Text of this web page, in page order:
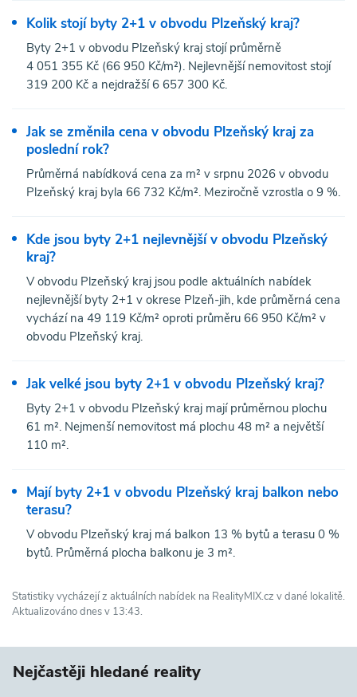
Kolik stojí byty 2+1 v obvodu Plzeňský kraj?
Byty 2+1 v obvodu Plzeňský kraj stojí průměrně
4 051 355 Kč (66 950 Kč/m²). Nejlevnější nemovitost stojí
319 200 Kč a nejdražší 6 657 300 Kč.
Jak se změnila cena v obvodu Plzeňský kraj za
poslední rok?
Průměrná nabídková cena za m² v srpnu 2026 v obvodu
Plzeňský kraj byla 66 732 Kč/m². Meziročně vzrostla o 9 %.
Kde jsou byty 2+1 nejlevnější v obvodu Plzeňský
kraj?
V obvodu Plzeňský kraj jsou podle aktuálních nabídek
nejlevnější byty 2+1 v okrese Plzeň-jih, kde průměrná cena
vychází na 49 119 Kč/m² oproti průměru 66 950 Kč/m² v
obvodu Plzeňský kraj.
Jak velké jsou byty 2+1 v obvodu Plzeňský kraj?
Byty 2+1 v obvodu Plzeňský kraj mají průměrnou plochu
61 m². Nejmenší nemovitost má plochu 48 m² a největší
110 m².
Mají byty 2+1 v obvodu Plzeňský kraj balkon nebo
terasu?
V obvodu Plzeňský kraj má balkon 13 % bytů a terasu 0 %
bytů. Průměrná plocha balkonu je 3 m².
Statistiky vycházejí z aktuálních nabídek na RealityMIX.cz v dané lokalitě.
Aktualizováno dnes v 13:43.
Nejčastěji hledané reality